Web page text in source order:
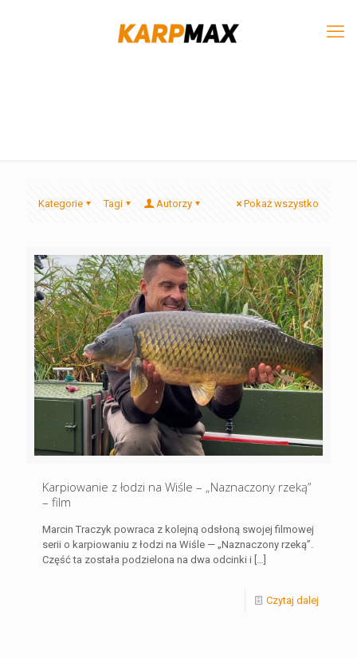
Kategorie Tagi Autorzy Pokaż wszystko
Karpiowanie z łodzi na Wiśle – „Naznaczony rzeką”
– film
Marcin Traczyk powraca z kolejną odsłoną swojej filmowej
serii o karpiowaniu z łodzi na Wiśle — „Naznaczony rzeką”.
Część ta została podzielona na dwa odcinki i […]
Czytaj dalej